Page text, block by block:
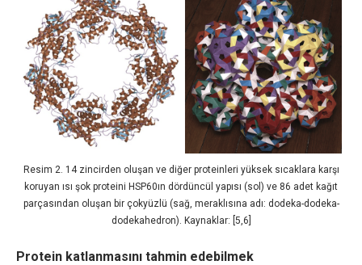
Resim 2. 14 zincirden oluşan ve diğer proteinleri yüksek sıcaklara karşı
koruyan ısı şok proteini HSP60ın dördüncül yapısı (sol) ve 86 adet kağıt
parçasından oluşan bir çokyüzlü (sağ, meraklısına adı: dodeka-dodeka-
dodekahedron). Kaynaklar: [5,6]
Protein katlanmasını tahmin edebilmek